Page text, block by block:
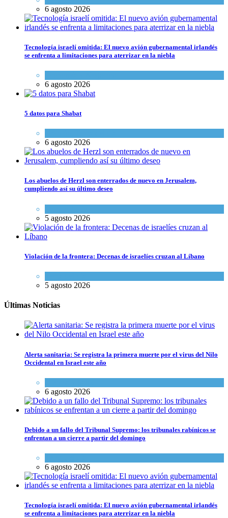
6 agosto 2026
Tecnología israelí omitida: El nuevo avión gubernamental irlandés
se enfrenta a limitaciones para aterrizar en la niebla
6 agosto 2026
5 datos para Shabat
6 agosto 2026
Los abuelos de Herzl son enterrados de nuevo en Jerusalem,
cumpliendo así su último deseo
5 agosto 2026
Violación de la frontera: Decenas de israelíes cruzan al Líbano
5 agosto 2026
Últimas Noticias
Alerta sanitaria: Se registra la primera muerte por el virus del Nilo
Occidental en Israel este año
6 agosto 2026
Debido a un fallo del Tribunal Supremo: los tribunales rabínicos se
enfrentan a un cierre a partir del domingo
6 agosto 2026
Tecnología israelí omitida: El nuevo avión gubernamental irlandés
se enfrenta a limitaciones para aterrizar en la niebla